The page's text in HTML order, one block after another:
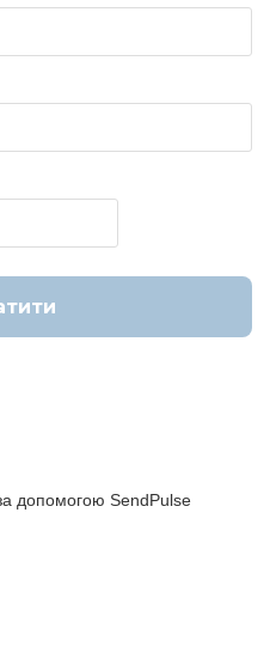
допомогою SendPulse